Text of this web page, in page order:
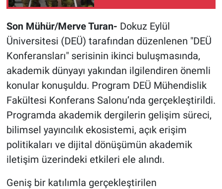
Son Mühür/Merve Turan- Dokuz Eylül
Üniversitesi (DEÜ) tarafından düzenlenen "DEÜ
Konferansları" serisinin ikinci buluşmasında,
akademik dünyayı yakından ilgilendiren önemli
konular konuşuldu. Program DEÜ Mühendislik
Fakültesi Konferans Salonu’nda gerçekleştirildi.
Programda akademik dergilerin gelişim süreci,
bilimsel yayıncılık ekosistemi, açık erişim
politikaları ve dijital dönüşümün akademik
iletişim üzerindeki etkileri ele alındı.
Geniş bir katılımla gerçekleştirilen